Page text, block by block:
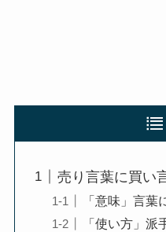
売り言葉に買い
「意味」言葉
「使い方」派